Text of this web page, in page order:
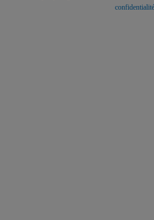
confidentialité